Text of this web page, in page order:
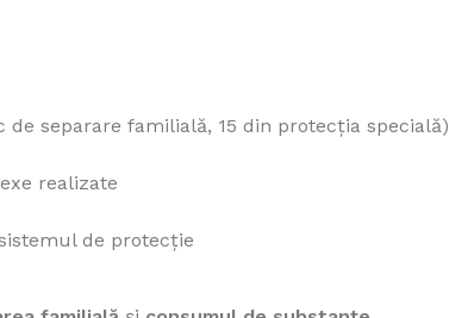
separare familială, 15 din protecția specială)
realizate
de protecție